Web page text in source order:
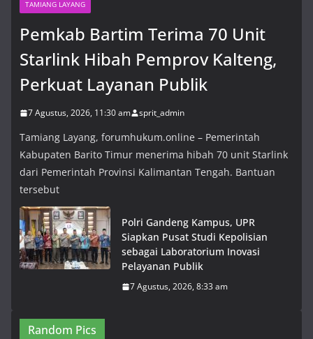
TAMIANG LAYANG
Pemkab Bartim Terima 70 Unit
Starlink Hibah Pemprov Kalteng,
Perkuat Layanan Publik
7 Agustus, 2026, 11:30 am sprit_admin
Tamiang Layang, forumhukum.online – Pemerintah
Kabupaten Barito Timur menerima hibah 70 unit Starlink
dari Pemerintah Provinsi Kalimantan Tengah. Bantuan
tersebut
Polri Gandeng Kampus, UPR
Siapkan Pusat Studi Kepolisian
sebagai Laboratorium Inovasi
Pelayanan Publik
7 Agustus, 2026, 8:33 am
Random Pics